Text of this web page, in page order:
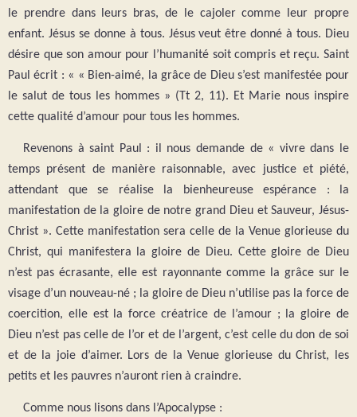
le prendre dans leurs bras, de le cajoler comme leur propre
enfant. Jésus se donne à tous. Jésus veut être donné à tous. Dieu
désire que son amour pour l’humanité soit compris et reçu. Saint
Paul écrit : « « Bien-aimé, la grâce de Dieu s’est manifestée pour
le salut de tous les hommes » (Tt 2, 11). Et Marie nous inspire
cette qualité d’amour pour tous les hommes.
Revenons à saint Paul : il nous demande de « vivre dans le
temps présent de manière raisonnable, avec justice et piété,
attendant que se réalise la bienheureuse espérance : la
manifestation de la gloire de notre grand Dieu et Sauveur, Jésus-
Christ ». Cette manifestation sera celle de la Venue glorieuse du
Christ, qui manifestera la gloire de Dieu. Cette gloire de Dieu
n’est pas écrasante, elle est rayonnante comme la grâce sur le
visage d’un nouveau-né ; la gloire de Dieu n’utilise pas la force de
coercition, elle est la force créatrice de l’amour ; la gloire de
Dieu n’est pas celle de l’or et de l’argent, c’est celle du don de soi
et de la joie d’aimer. Lors de la Venue glorieuse du Christ, les
petits et les pauvres n’auront rien à craindre.
Comme nous lisons dans l’Apocalypse :